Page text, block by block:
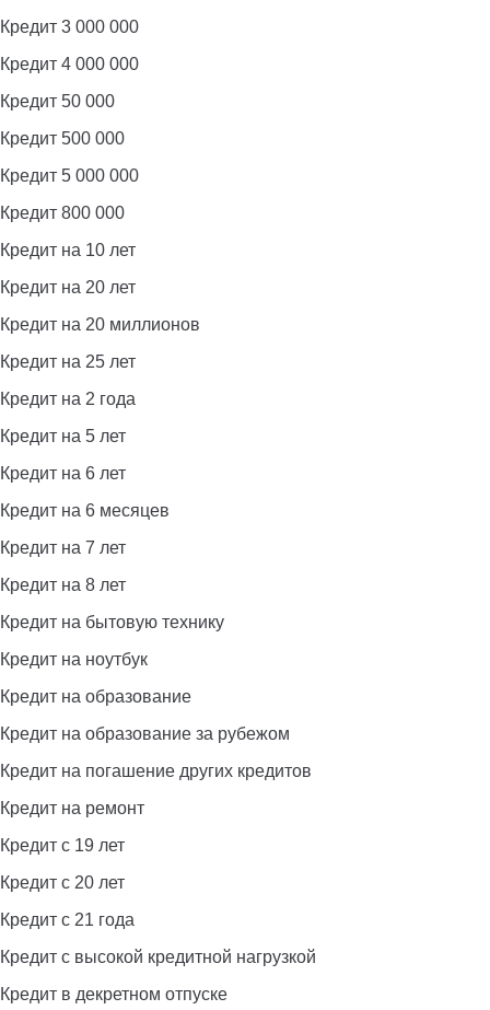
Кредит 3 000 000
Кредит 4 000 000
Кредит 50 000
Кредит 500 000
Кредит 5 000 000
Кредит 800 000
Кредит на 10 лет
Кредит на 20 лет
Кредит на 20 миллионов
Кредит на 25 лет
Кредит на 2 года
Кредит на 5 лет
Кредит на 6 лет
Кредит на 6 месяцев
Кредит на 7 лет
Кредит на 8 лет
Кредит на бытовую технику
Кредит на ноутбук
Кредит на образование
Кредит на образование за рубежом
Кредит на погашение других кредитов
Кредит на ремонт
Кредит с 19 лет
Кредит с 20 лет
Кредит с 21 года
Кредит с высокой кредитной нагрузкой
Кредит в декретном отпуске